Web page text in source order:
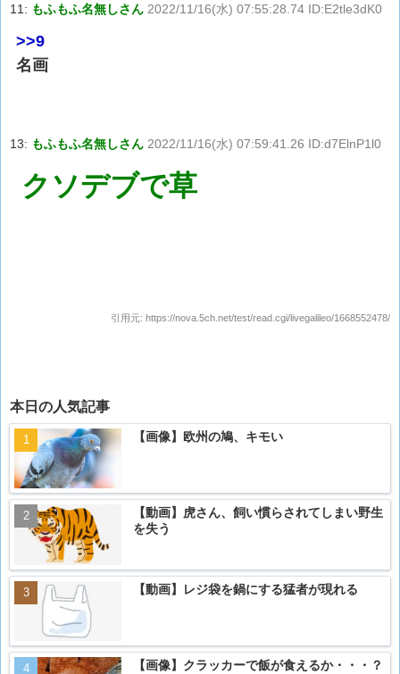
11: もふもふ名無しさん 2022/11/16(水) 07:55:28.74 ID:E2tle3dK0
>>9
名画
13: もふもふ名無しさん 2022/11/16(水) 07:59:41.26 ID:d7ElnP1l0
クソデブで草
引用元: https://nova.5ch.net/test/read.cgi/livegalileo/1668552478/
本日の人気記事
【画像】欧州の鳩、キモい
【動画】虎さん、飼い慣らされてしまい野生
を失う
【動画】レジ袋を鍋にする猛者が現れる
【画像】クラッカーで飯が食えるか・・・？